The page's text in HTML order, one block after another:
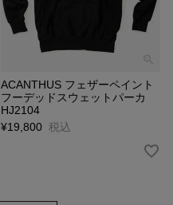
ACANTHUS フェザーペイント
フーデッドスウェットパーカ
HJ2104
¥19,800 税込